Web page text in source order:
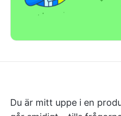
Du är mitt uppe i en